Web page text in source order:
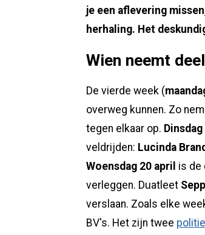
je een aflevering
herhaling. Het
Wien neemt
De vierde week (
overweg kunnen. Zo
tegen elkaar op. Dinsdag
veldrijden: Lucinda
Woensdag 20 april is de
verleggen. Duatleet
verslaan. Zoals elke
BV's. Het zijn twee